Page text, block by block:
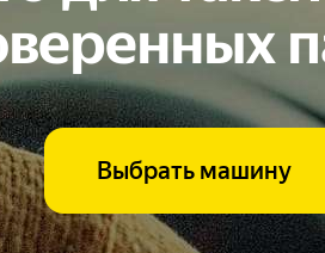
Выбрать машину